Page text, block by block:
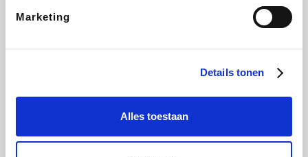
Marketing
Details tonen
Alles toestaan
Samsung My Jewellery Delonghi Tennis Point